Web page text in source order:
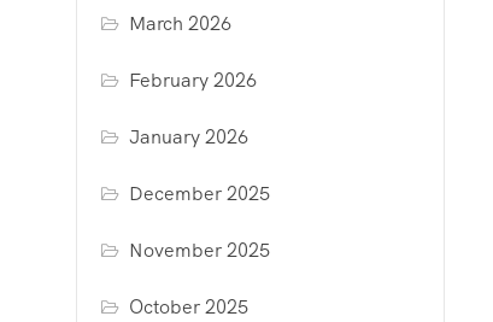
March 2026
February 2026
January 2026
December 2025
November 2025
October 2025